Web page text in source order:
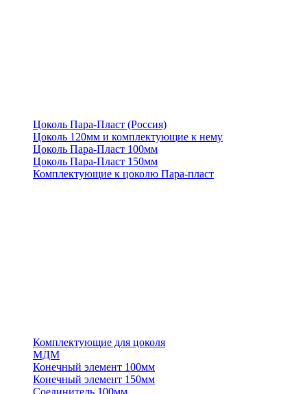
Цоколь Пара-Пласт (Россия)
Цоколь 120мм и комплектующие к нему
Цоколь Пара-Пласт 100мм
Цоколь Пара-Пласт 150мм
Комплектующие к цоколю Пара-пласт
Комплектующие для цоколя
МДМ
Конечный элемент 100мм
Конечный элемент 150мм
Соединитель 100мм